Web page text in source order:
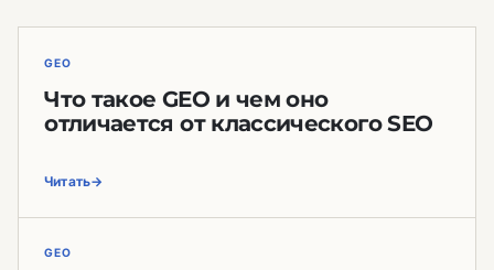
GEO
Что такое GEO и чем оно
отличается от классического SEO
Читать
GEO